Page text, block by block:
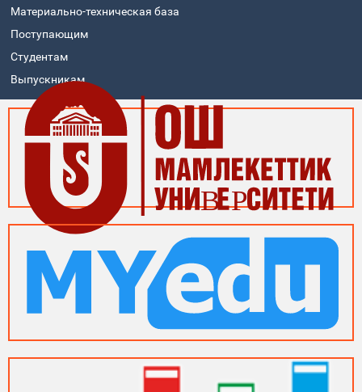
Материально-техническая база
Поступающим
Студентам
Выпускникам